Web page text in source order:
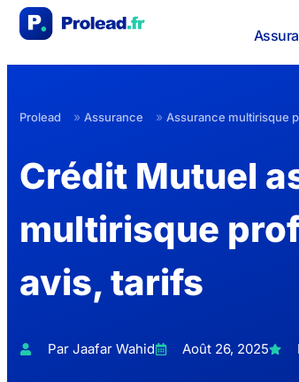
Prolead » Assurance » Assurance multirisque
Crédit Mutuel
multirisque
avis, tarifs
Par Jaafar Wahid Août 26, 2025